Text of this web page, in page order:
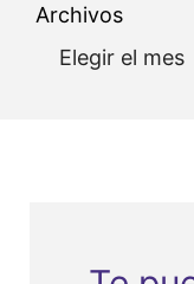
Archivos